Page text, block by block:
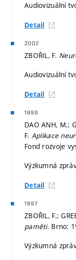
Audiovizuální
Detail
2002
ZBOŘIL, F.
Audiovizuální
Detail
1998
DAO ANH, M.;
F. Aplikace
Fond rozvoje
Výzkumná
Detail
1997
ZBOŘIL, F.;
paměti. Brno:
Výzkumná